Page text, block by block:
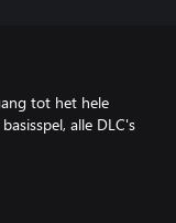
tot het hele
alle DLC's